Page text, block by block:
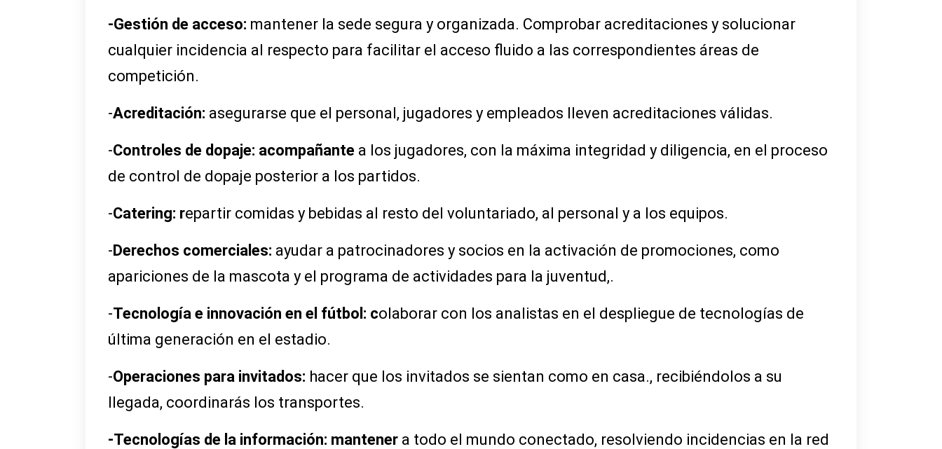
-Gestión de acceso: mantener la sede segura y organizada. Comprobar acreditaciones y solucionar
cualquier incidencia al respecto para facilitar el acceso fluido a las correspondientes áreas de
competición.
-Acreditación: asegurarse que el personal, jugadores y empleados lleven acreditaciones válidas.
-Controles de dopaje: acompañante a los jugadores, con la máxima integridad y diligencia, en el proceso
de control de dopaje posterior a los partidos.
-Catering: repartir comidas y bebidas al resto del voluntariado, al personal y a los equipos.
-Derechos comerciales: ayudar a patrocinadores y socios en la activación de promociones, como
apariciones de la mascota y el programa de actividades para la juventud,.
-Tecnología e innovación en el fútbol: colaborar con los analistas en el despliegue de tecnologías de
última generación en el estadio.
-Operaciones para invitados: hacer que los invitados se sientan como en casa., recibiéndolos a su
llegada, coordinarás los transportes.
-Tecnologías de la información: mantener a todo el mundo conectado, resolviendo incidencias en la red